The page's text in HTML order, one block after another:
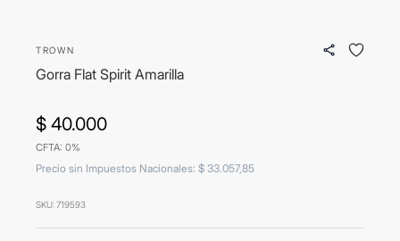
TROWN
Gorra Flat Spirit Amarilla
$ 40.000
CFTA: 0%
Precio sin Impuestos Nacionales: $ 33.057,85
SKU:719593
4. termo stanley
6. vino
7. hugo boss
9. carolina herrera